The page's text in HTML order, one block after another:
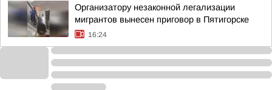
Организатору незаконной легализации
мигрантов вынесен приговор в Пятигорске
16:24